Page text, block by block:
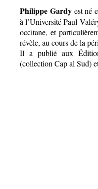
Philippe Gardyest né
à l’Université Paul
occitane, et
révèle, au cours de la
Il a publié aux
(collection Cap al Sud)